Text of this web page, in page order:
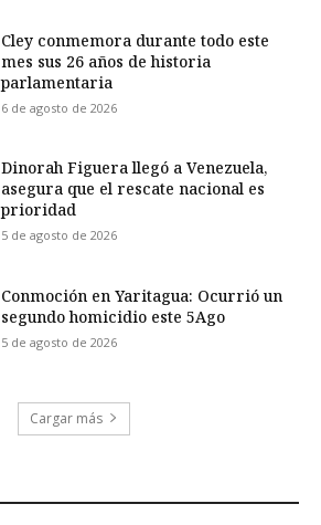
Cley conmemora durante todo este
mes sus 26 años de historia
parlamentaria
6 de agosto de 2026
Dinorah Figuera llegó a Venezuela,
asegura que el rescate nacional es
prioridad
5 de agosto de 2026
Conmoción en Yaritagua: Ocurrió un
segundo homicidio este 5Ago
5 de agosto de 2026
Cargar más